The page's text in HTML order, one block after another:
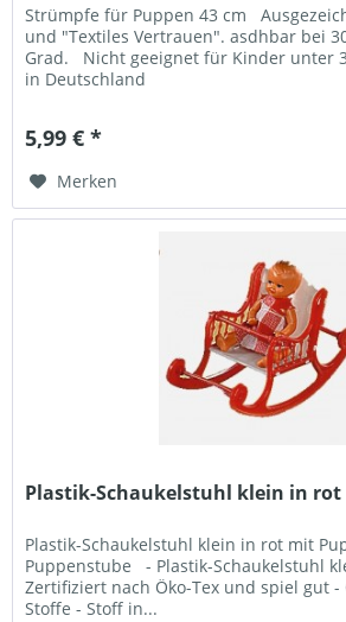
Strümpfe für Puppen 43 cm
und "Textiles Vertrauen". asdhbar bei
Grad. Nicht geeignet für Kinder unter
in Deutschland
5,99 € *
Merken
Plastik-Schaukelstuhl klein in rot
Plastik-Schaukelstuhl klein in rot mit
Puppenstube - Plastik-Schaukelstuhl
Zertifiziert nach Öko-Tex und spiel gut -
Stoffe - Stoff in...